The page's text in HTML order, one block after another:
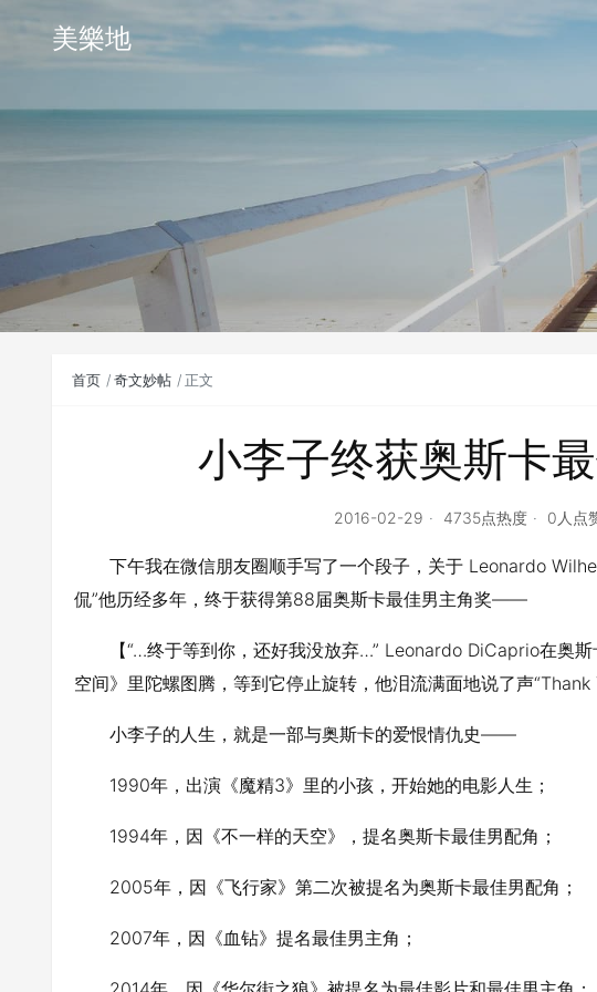
美樂地
首页 奇文妙帖 正文
小李子终获奥斯卡
2016-02-29 4735点热度 0人点
下午我在微信朋友圈顺手写了一个段子，关于 Leonardo
侃”他历经多年，终于获得第88届奥斯卡最佳男主角奖——
【“…终于等到你，还好我没放弃…” Leonardo DiCaprio在奥
空间》里陀螺图腾，等到它停止旋转，他泪流满面地说了声“Thank
小李子的人生，就是一部与奥斯卡的爱恨情仇史——
1990年，出演《魔精3》里的小孩，开始她的电影人生；
1994年，因《不一样的天空》，提名奥斯卡最佳男配角；
2005年，因《飞行家》第二次被提名为奥斯卡最佳男配角；
2007年，因《血钻》提名最佳男主角；